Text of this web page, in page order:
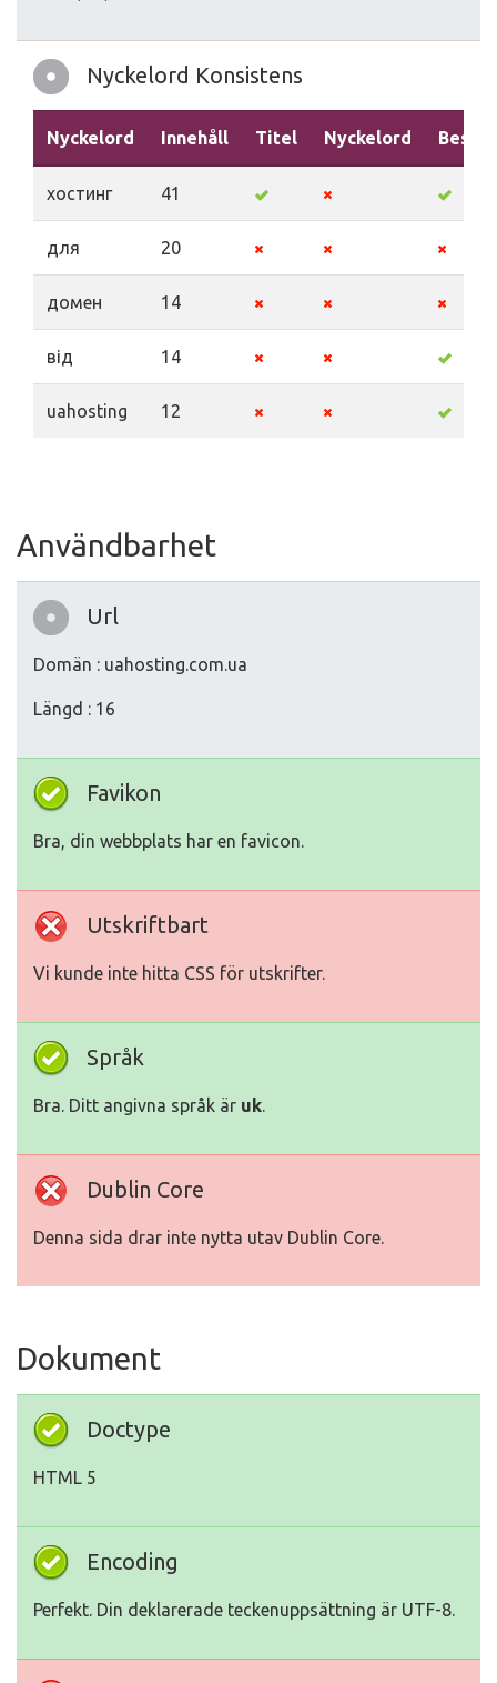
Nyckelord Konsistens
Nyckelord Innehåll Titel Nyckelord
хостинг 41
для 20
домен 14
від 14
uahosting 12
Användbarhet
Url
Domän : uahosting.com.ua
Längd : 16
Favikon
Bra, din webbplats har en favicon.
Utskriftbart
Vi kunde inte hitta CSS för utskrifter.
Språk
Bra. Ditt angivna språk är uk.
Dublin Core
Denna sida drar inte nytta utav Dublin Core.
Dokument
Doctype
HTML 5
Encoding
Perfekt. Din deklarerade teckenuppsättning är UTF-8.